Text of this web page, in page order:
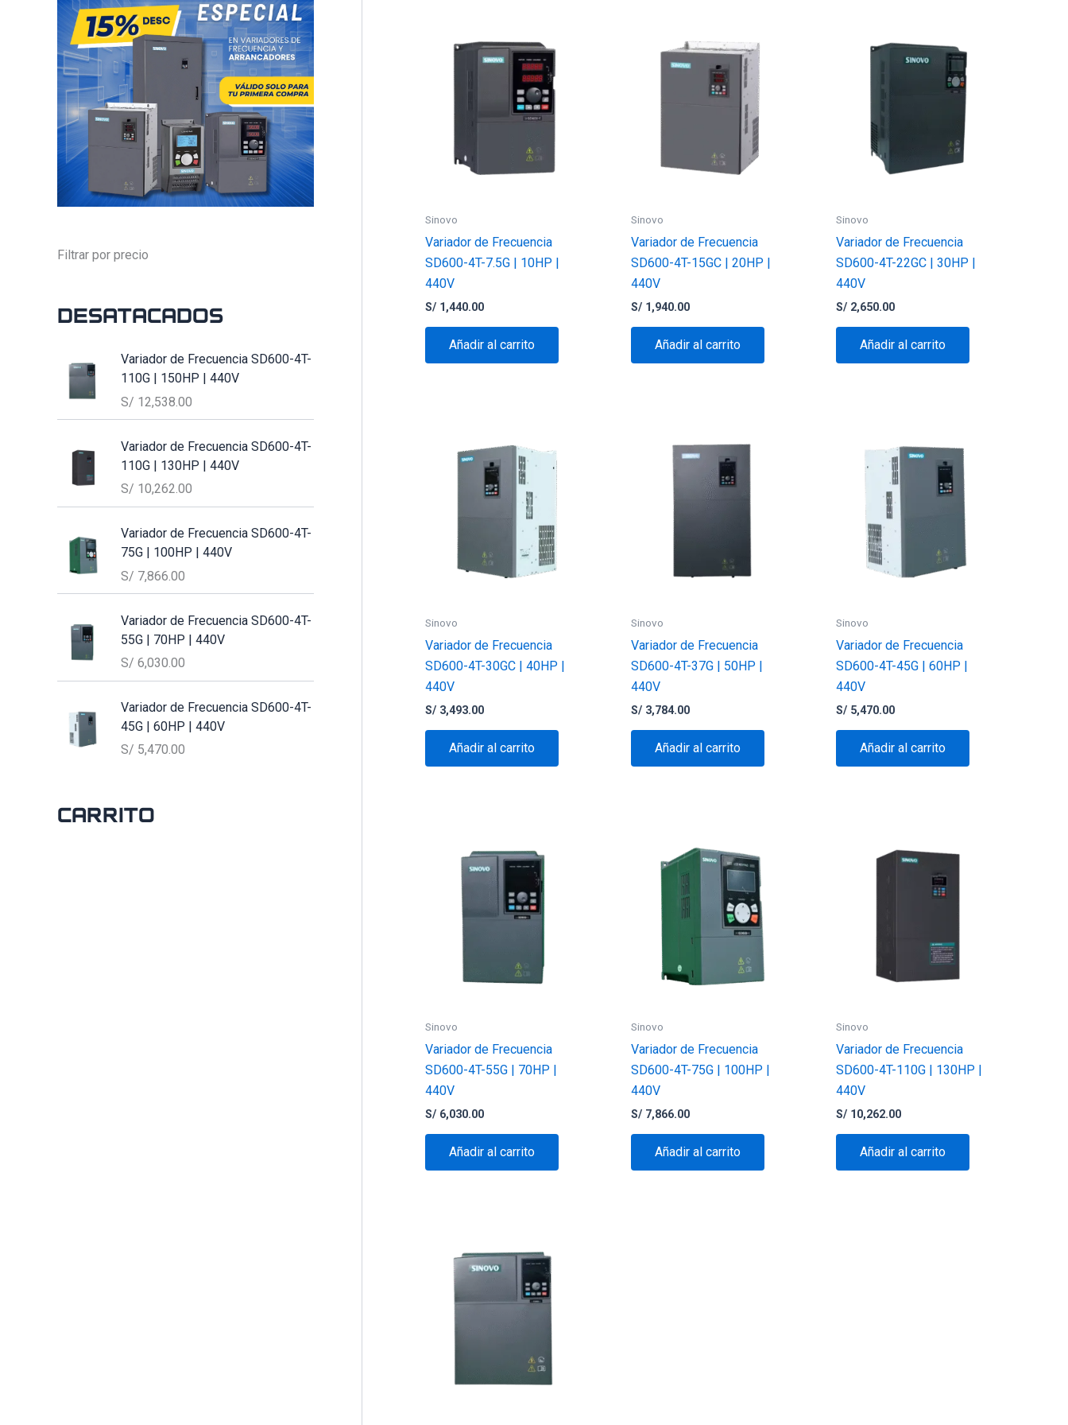
Filtrar por precio
Desatacados
Variador de Frecuencia SD600-4T-
110G | 150HP | 440V
S/ 12,538.00
Variador de Frecuencia SD600-4T-
110G | 130HP | 440V
S/ 10,262.00
Variador de Frecuencia SD600-4T-
75G | 100HP | 440V
S/ 7,866.00
Variador de Frecuencia SD600-4T-
55G | 70HP | 440V
S/ 6,030.00
Variador de Frecuencia SD600-4T-
45G | 60HP | 440V
S/ 5,470.00
Carrito
Sinovo
Variador de Frecuencia
SD600-4T-7.5G | 10HP |
440V
S/ 1,440.00
Añadir al carrito
Sinovo
Variador de Frecuencia
SD600-4T-15GC | 20HP |
440V
S/1,940.00
Añadir al carrito
Sinovo
Variador de Frecuencia
SD600-4T-22GC | 30HP |
440V
S/2,650.00
Añadir al carrito
Sinovo
Variador de Frecuencia
SD600-4T-30GC | 40HP |
440V
S/ 3,493.00
Añadir al carrito
Sinovo
Variador de Frecuencia
SD600-4T-37G | 50HP |
440V
S/3,784.00
Añadir al carrito
Sinovo
Variador de Frecuencia
SD600-4T-45G | 60HP |
440V
S/5,470.00
Añadir al carrito
Sinovo
Variador de Frecuencia
SD600-4T-55G | 70HP |
440V
S/ 6,030.00
Añadir al carrito
Sinovo
Variador de Frecuencia
SD600-4T-75G | 100HP |
440V
S/7,866.00
Añadir al carrito
Sinovo
Variador de Frecuencia
SD600-4T-110G | 130HP |
440V
S/10,262.00
Añadir al carrito